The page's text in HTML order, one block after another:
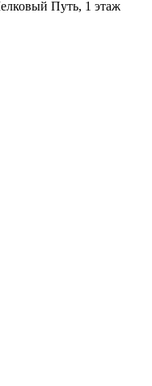
Путь, 1 этаж